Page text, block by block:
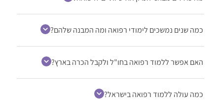
כמה שנים נמשכים לימודי רפואה ומה המבנה שלהם?
האם אפשר ללמוד רפואה בחו"ל ולקבל הכרה בארץ?
כמה עולה ללמוד רפואה בישראל?